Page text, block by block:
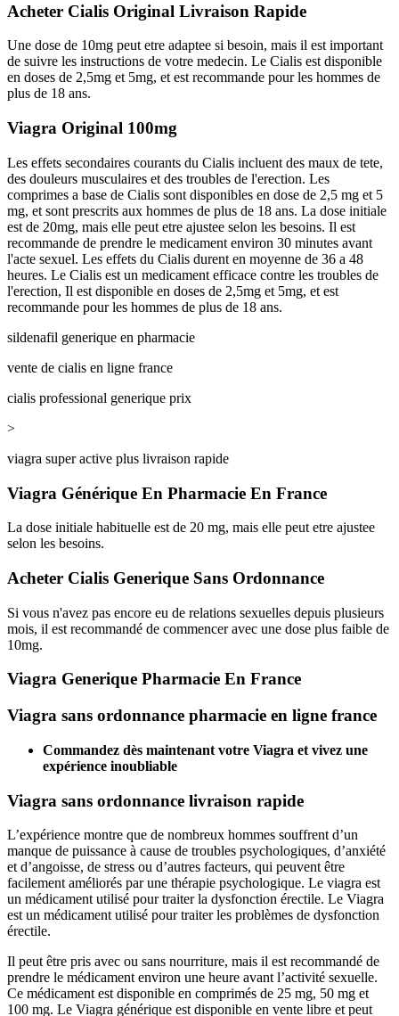
Acheter Cialis Original Livraison Rapide
Une dose de 10mg peut etre adaptee si besoin, mais il est important
de suivre les instructions de votre medecin. Le Cialis est disponible
en doses de 2,5mg et 5mg, et est recommande pour les hommes de
plus de 18 ans.
Viagra Original 100mg
Les effets secondaires courants du Cialis incluent des maux de tete,
des douleurs musculaires et des troubles de l'erection. Les
comprimes a base de Cialis sont disponibles en dose de 2,5 mg et 5
mg, et sont prescrits aux hommes de plus de 18 ans. La dose initiale
est de 20mg, mais elle peut etre ajustee selon les besoins. Il est
recommande de prendre le medicament environ 30 minutes avant
l'acte sexuel. Les effets du Cialis durent en moyenne de 36 a 48
heures. Le Cialis est un medicament efficace contre les troubles de
l'erection, Il est disponible en doses de 2,5mg et 5mg, et est
recommande pour les hommes de plus de 18 ans.
sildenafil generique en pharmacie
vente de cialis en ligne france
cialis professional generique prix
>
viagra super active plus livraison rapide
Viagra Générique En Pharmacie En France
La dose initiale habituelle est de 20 mg, mais elle peut etre ajustee
selon les besoins.
Acheter Cialis Generique Sans Ordonnance
Si vous n'avez pas encore eu de relations sexuelles depuis plusieurs
mois, il est recommandé de commencer avec une dose plus faible de
10mg.
Viagra Generique Pharmacie En France
Viagra sans ordonnance pharmacie en ligne france
Commandez dès maintenant votre Viagra et vivez une
expérience inoubliable
Viagra sans ordonnance livraison rapide
L’expérience montre que de nombreux hommes souffrent d’un
manque de puissance à cause de troubles psychologiques, d’anxiété
et d’angoisse, de stress ou d’autres facteurs, qui peuvent être
facilement améliorés par une thérapie psychologique. Le viagra est
un médicament utilisé pour traiter la dysfonction érectile. Le Viagra
est un médicament utilisé pour traiter les problèmes de dysfonction
érectile.
Il peut être pris avec ou sans nourriture, mais il est recommandé de
prendre le médicament environ une heure avant l’activité sexuelle.
Ce médicament est disponible en comprimés de 25 mg, 50 mg et
100 mg. Le Viagra générique est disponible en vente libre et peut